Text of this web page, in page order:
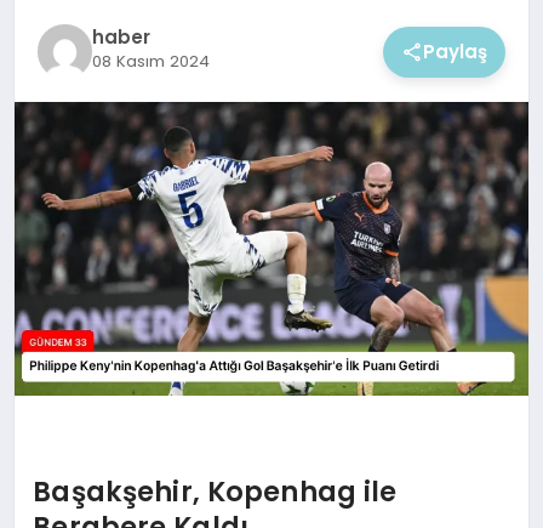
haber
08 Kasım 2024 Paylaş
Başakşehir, Kopenhag ile